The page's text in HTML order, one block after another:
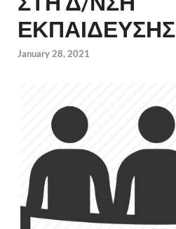
ΕΚΠΑΙΔΕΥΣΗΣ
January 28, 2021